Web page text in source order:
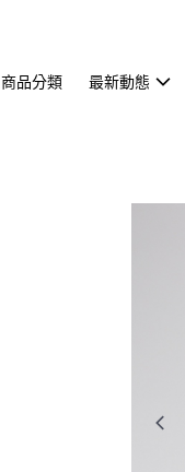
商品分類 最新動態